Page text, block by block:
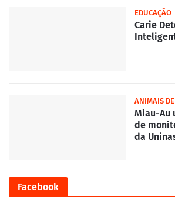
EDUCAÇÃO
Carie
ANIMAIS
Miau-Au
de
da
Facebook